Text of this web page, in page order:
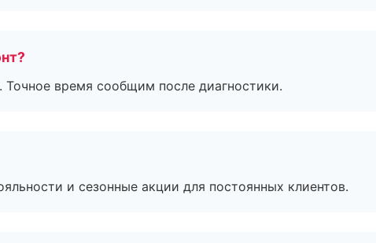
Точное время сообщим после диагностики.
и сезонные акции для постоянных клиентов.